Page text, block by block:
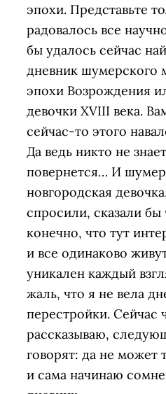
эпохи. Представьте
радовалось все
бы удалось сейчас
дневник шумерского
эпохи Возрождения
девочки XVIII века.
сейчас-то этого
Да ведь никто не
повернется… И
новгородская
спросили, сказали
конечно, что тут
и все одинаково
уникален каждый
жаль, что я не вела
перестройки. Сейчас
рассказываю,
говорят: да не может
и сама начинаю